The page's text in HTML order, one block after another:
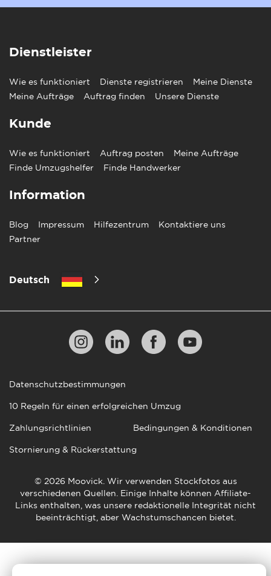
Dienstleister
Wie es funktioniert Dienste registrieren
Meine Dienste
Meine Aufträge
Auftrag finden Unsere Dienste
Kunde
Wie es funktioniert Auftrag posten
Meine Aufträge
Finde Umzugshelfer
Finde Handwerker
Information
Blog Impressum Hilfezentrum
Kontaktiere uns
Partner
Deutsch
© 2026 Moovick. Wir verwenden Stockfotos aus
verschiedenen Quellen. Einige Inhalte können Affiliate-
Links enthalten, was unsere redaktionelle Integrität nicht
beeinträchtigt, aber Wachstumschancen bietet.
Datenschutzbestimmungen
10 Regeln für einen erfolgreichen Umzug
Zahlungsrichtlinien Bedingungen & Konditionen
Stornierung & Rückerstattung